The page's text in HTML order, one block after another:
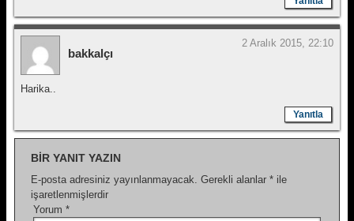
bakkalçı
2 Aralık 2015, 22:10
Harika..
Yanıtla
BIR YANIT YAZIN
E-posta adresiniz yayınlanmayacak. Gerekli alanlar * ile
işaretlenmişlerdir
Yorum *